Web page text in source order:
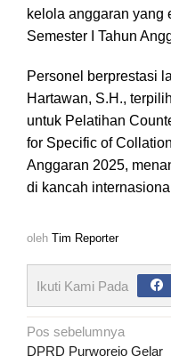
kelola anggaran yang
Semester I Tahun
Personel berprestasi
Hartawan, S.H.,
untuk Pelatihan
for Specific of
Anggaran 2025,
di kancah
oleh Tim Reporter
Ikuti Kami Pada
Navigasi
Pos sebelumnya
DPRD Purworejo Gelar